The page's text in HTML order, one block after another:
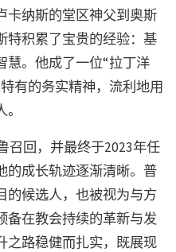
卡纳斯的堂区神父到奥斯
特积累了宝贵的经验：基
慧。他成了一位“拉丁洋
有的务实精神，流利地用
召回，并最终于2023年任
的成长轨迹逐渐清晰。普
的候选人，也被视为与方
备在教会持续的革新与发
之路稳健而扎实，既展现